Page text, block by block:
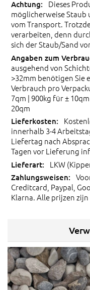
Dieses
möglicherweise Staub
vom Transport.
verarbeiten, denn
sich der Staub/Sand
ausgehend von
>32mm benötigen Sie
Verbrauch pro
7qm | 900kg für ±
20qm
innerhalb 3-4
Liefertag nach
Tagen vor Lieferung
LKW
Creditcard, Paypal,
Klarna. Alle prijzen zijn